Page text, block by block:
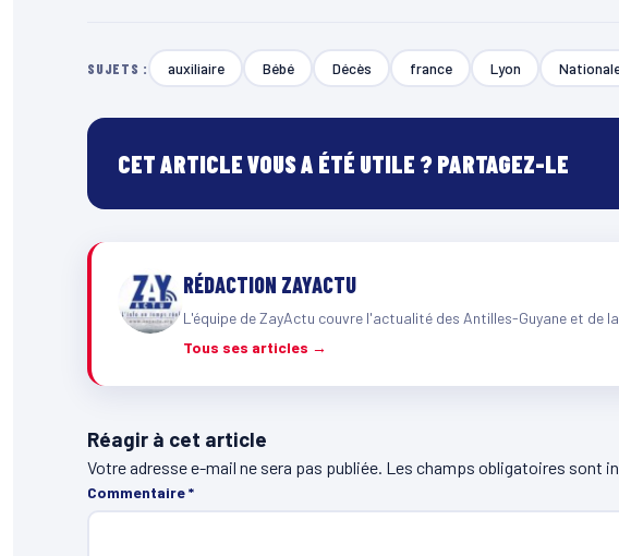
SUJETS : auxiliaire Bébé Décès france Lyon
CET ARTICLE VOUS A ÉTÉ UTILE ? PARTAGEZ-LE
RÉDACTION ZAYACTU
L'équipe de ZayActu couvre l'actualité des Antilles-Guyane et de
Tous ses articles →
Réagir à cet article
Votre adresse e-mail ne sera pas publiée. Les champs obligatoires sont
Commentaire*